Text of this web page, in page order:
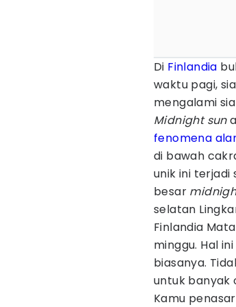
Di Finlandia
waktu pagi,
mengalami
Midnight sun
fenomena
di bawah
unik ini terjadi
besar
selatan
Finlandia
minggu. Hal
biasanya.
untuk banyak
Kamu